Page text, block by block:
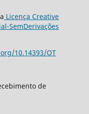
Licença Creative
SemDerivações
10.14393/OT
de